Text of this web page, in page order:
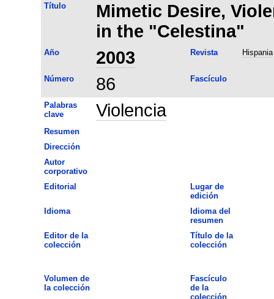
Título
Mimetic Desire,
in the "Celestina"
Año 2003 Revista Hispania
Número 86 Fascículo
Palabras
clave
Violencia
Resumen
Dirección
Autor
corporativo
Editorial
Lugar de
edición
Idioma
Idioma del
resumen
Editor de la
colección
Título de la
colección
Volumen de
la colección
Fascículo
de la
colección